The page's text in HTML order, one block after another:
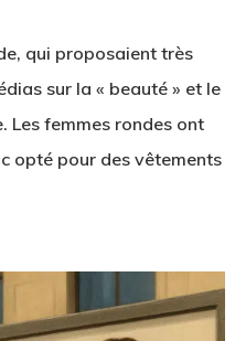
qui proposaient très
sur la « beauté » et le
Les femmes rondes ont
opté pour des vêtements